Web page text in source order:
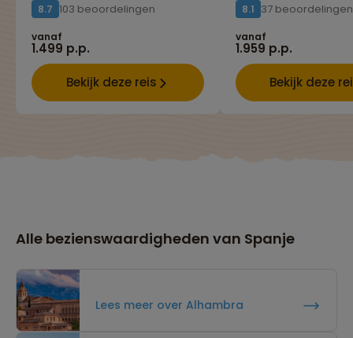
8.7 103 beoordelingen
vanaf
1.499 p.p.
Bekijk deze reis
8.1 37 beoordelingen
vanaf
1.959 p.p.
Bekijk deze
Alle bezienswaardigheden van Spanje
Lees meer over Alhambra